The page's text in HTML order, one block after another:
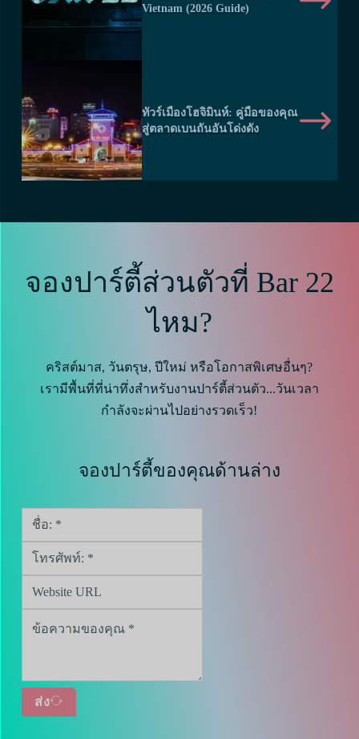
Vietnam (2026 Guide)
ทัวร์เมืองโฮจิมินห์: คู่มือของคุณ
สู่ตลาดเบนถันอันโด่งดัง
จองปาร์ตี้ส่วนตัวที่ Bar 22
ไหม?
คริสต์มาส, วันตรุษ, ปีใหม่ หรือโอกาสพิเศษอื่นๆ?
เรามีพื้นที่ที่น่าทึ่งสำหรับงานปาร์ตี้ส่วนตัว...วันเวลา
กำลังจะผ่านไปอย่างรวดเร็ว!
จองปาร์ตี้ของคุณด้านล่าง
ส่ง